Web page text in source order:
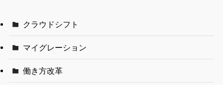
クラウドシフト
マイグレーション
働き方改革